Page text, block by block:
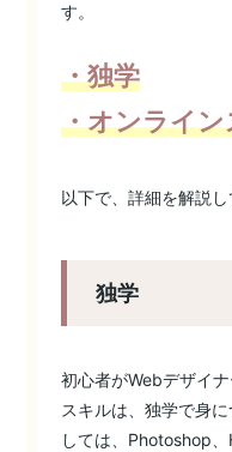
す。
・独学
・オンライ
以下で、詳細を解説し
独学
初心者がWebデザイ
スキルは、独学で身
しては、Photoshop